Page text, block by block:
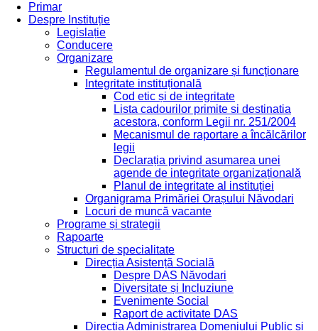
Primar
Despre Instituție
Legislație
Conducere
Organizare
Regulamentul de organizare și funcționare
Integritate instituțională
Cod etic și de integritate
Lista cadourilor primite si destinatia
acestora, conform Legii nr. 251/2004
Mecanismul de raportare a încălcărilor
legii
Declarația privind asumarea unei
agende de integritate organizațională
Planul de integritate al instituției
Organigrama Primăriei Orașului Năvodari
Locuri de muncă vacante
Programe și strategii
Rapoarte
Structuri de specialitate
Direcția Asistență Socială
Despre DAS Năvodari
Diversitate și Incluziune
Evenimente Social
Raport de activitate DAS
Direcția Administrarea Domeniului Public și